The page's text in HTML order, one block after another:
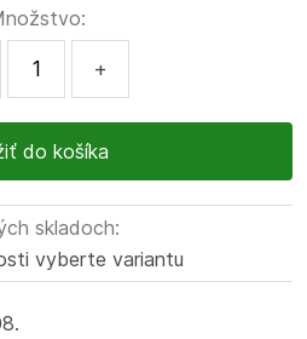
+
skladoch:
vyberte variantu